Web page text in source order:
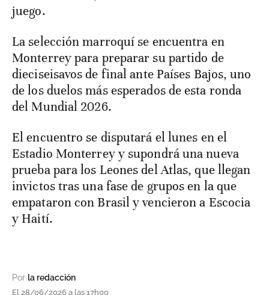
juego.
La selección marroquí se encuentra en
Monterrey para preparar su partido de
dieciseisavos de final ante Países Bajos, uno
de los duelos más esperados de esta ronda
del Mundial 2026.
El encuentro se disputará el lunes en el
Estadio Monterrey y supondrá una nueva
prueba para los Leones del Atlas, que llegan
invictos tras una fase de grupos en la que
empataron con Brasil y vencieron a Escocia
y Haití.
Por la redacción
El 28/06/2026 a las 17h00